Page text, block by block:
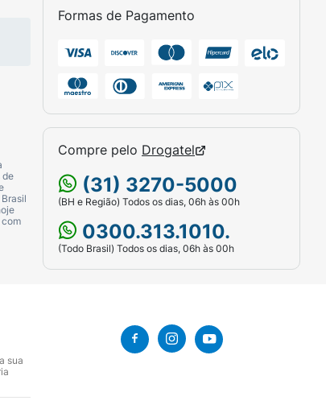
de
Formas de Pagamento
Compre pelo Drogatel
(31) 3270-5000
(BH e Região) Todos os dias, 06h às 00h
0300.313.1010.
(Todo Brasil) Todos os dias, 06h às 00h
sua